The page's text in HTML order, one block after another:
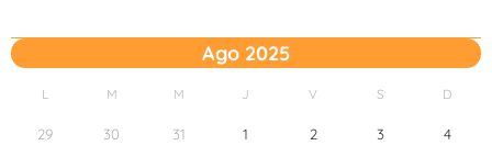
Ago 2025
L M M J V S D
29 30 31 1 2 3 4